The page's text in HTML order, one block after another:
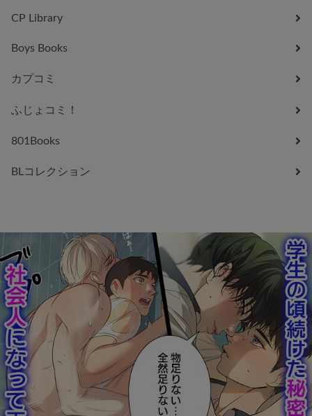
CP Library
Boys Books
カプコミ
ふじょコミ！
801Books
BLコレクション